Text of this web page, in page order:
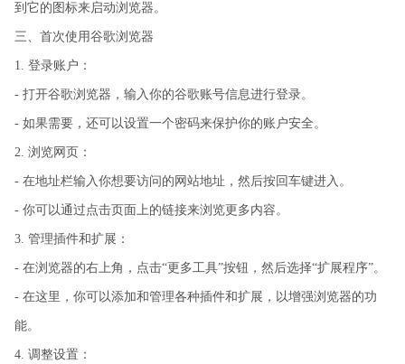
到它的图标来启动浏览器。
三、首次使用谷歌浏览器
1. 登录账户：
- 打开谷歌浏览器，输入你的谷歌账号信息进行登录。
- 如果需要，还可以设置一个密码来保护你的账户安全。
2. 浏览网页：
- 在地址栏输入你想要访问的网站地址，然后按回车键进入。
- 你可以通过点击页面上的链接来浏览更多内容。
3. 管理插件和扩展：
- 在浏览器的右上角，点击“更多工具”按钮，然后选择“扩展程序”。
- 在这里，你可以添加和管理各种插件和扩展，以增强浏览器的功
能。
4. 调整设置：